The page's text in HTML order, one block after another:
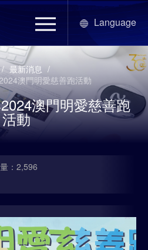
Language
/ 最新消息 /
澳門明愛慈善跑活動
澳門明愛慈善跑
活動
：2,596